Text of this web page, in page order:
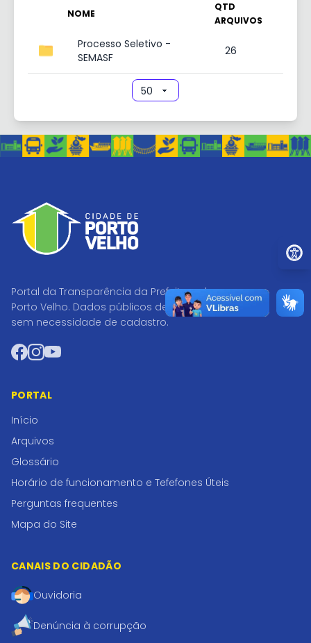
NOME
QTD
ARQUIVOS
Processo Seletivo -
SEMASF
26
Portal da Transparência da Prefeitura de
Porto Velho. Dados públicos de acesso livre,
sem necessidade de cadastro.
Facebook
Instagram
YouTube
PORTAL
Início
Arquivos
Glossário
Horário de funcionamento e Tefefones Úteis
Perguntas frequentes
Mapa do Site
CANAIS DO CIDADÃO
Ouvidoria
Denúncia à corrupção
Ir